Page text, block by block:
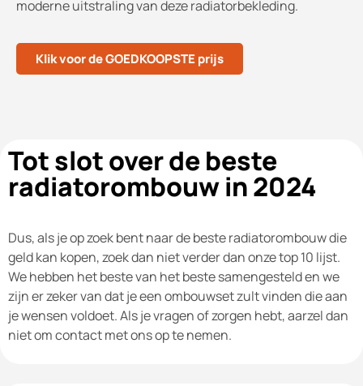
moderne uitstraling van deze radiatorbekleding.
Klik voor de GOEDKOOPSTE prijs
Tot slot over de beste
radiatorombouw in 2024
Dus, als je op zoek bent naar de beste radiatorombouw die
geld kan kopen, zoek dan niet verder dan onze top 10 lijst.
We hebben het beste van het beste samengesteld en we
zijn er zeker van dat je een ombouwset zult vinden die aan
je wensen voldoet. Als je vragen of zorgen hebt, aarzel dan
niet om contact met ons op te nemen.